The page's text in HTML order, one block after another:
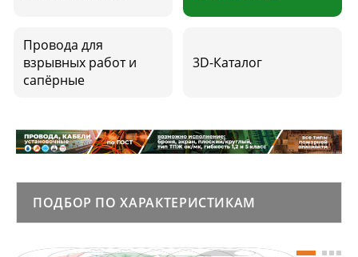
Провода для
взрывных работ и
сапёрные
3D-Каталог
ПОДБОР ПО ХАРАКТЕРИСТИКАМ